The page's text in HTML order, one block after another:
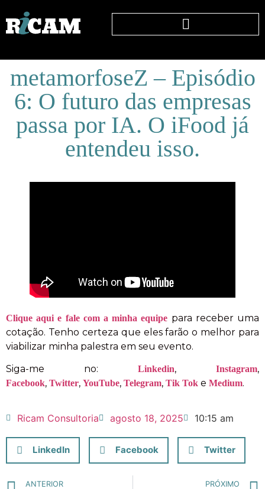
metamorfoseZ – Episódio
6: O futuro das empresas
passa por IA. O iFood já
entendeu isso.
Clique aqui e fale com a minha equipe para receber uma
cotação. Tenho certeza que eles farão o melhor para
viabilizar minha palestra em seu evento.
Siga-me no: Linkedin, Instagram,
Facebook, Twitter, YouTube, Telegram, Tik Tok e Medium.
Ricam Consultoria agosto 18, 2025 10:15 am
LinkedIn Facebook Twitter
ANTERIOR PRÓXIMO